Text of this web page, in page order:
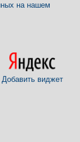
на нашем
Добавить виджет